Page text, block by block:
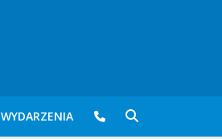
WYDARZENIA